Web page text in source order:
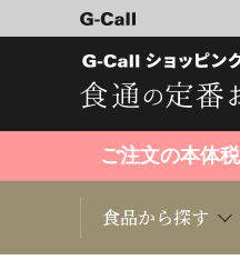
ご注文の本体
食品から探す